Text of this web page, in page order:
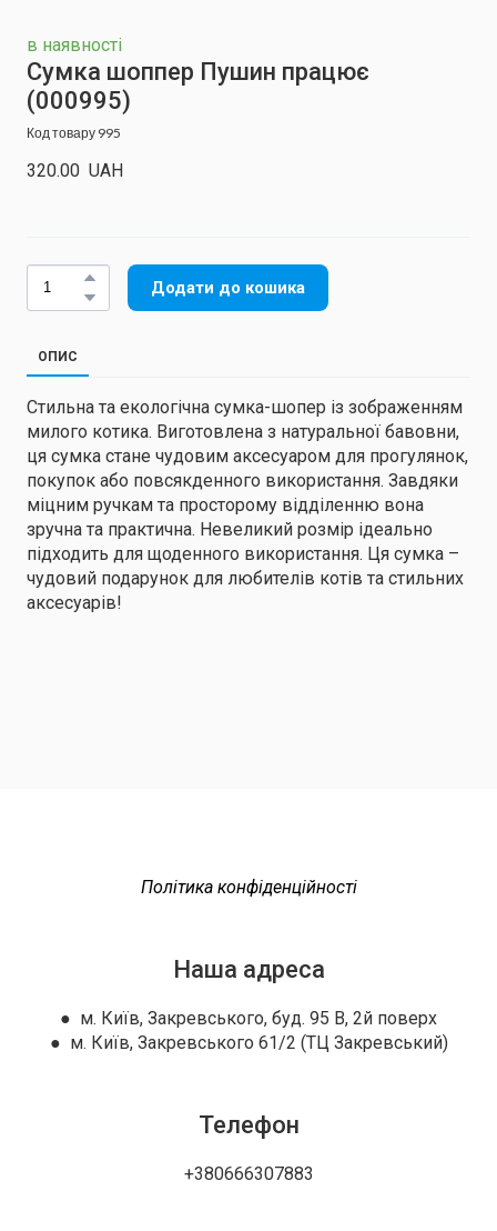
в наявності
Сумка шоппер Пушин працює
(000995)
Код товару 995
320.00  UAH
Додати до кошика
ОПИС
Стильна та екологічна сумка-шопер із зображенням
милого котика. Виготовлена з натуральної бавовни,
ця сумка стане чудовим аксесуаром для прогулянок,
покупок або повсякденного використання. Завдяки
міцним ручкам та просторому відділенню вона
зручна та практична. Невеликий розмір ідеально
підходить для щоденного використання. Ця сумка –
чудовий подарунок для любителів котів та стильних
аксесуарів!
Політика конфіденційності
Наша адреса
● м. Київ, Закревського, буд. 95 В, 2й поверх
● м. Київ, Закревського 61/2 (ТЦ Закревський)
Телефон
+380666307883